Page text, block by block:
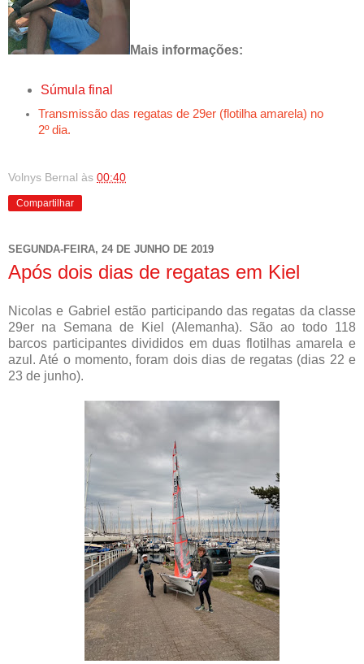
Mais informações:
Súmula final
Transmissão das regatas de 29er (flotilha amarela) no
2º dia.
Volnys Bernal às 00:40
Compartilhar
SEGUNDA-FEIRA, 24 DE JUNHO DE 2019
Após dois dias de regatas em Kiel
Nicolas e Gabriel estão participando das regatas da classe
29er na Semana de Kiel (Alemanha). São ao todo 118
barcos participantes divididos em duas flotilhas amarela e
azul. Até o momento, foram dois dias de regatas (dias 22 e
23 de junho).